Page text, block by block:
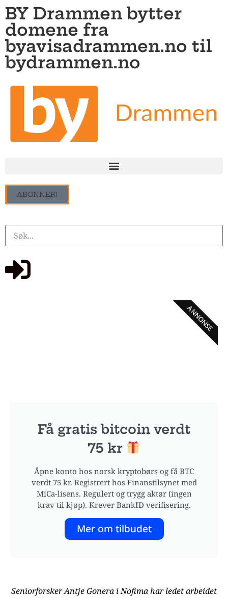
BY Drammen bytter
domene fra
byavisadrammen.no til
bydrammen.no
ABONNER!
Få gratis bitcoin verdt
75 kr
Åpne konto hos norsk kryptobørs og få BTC
verdt 75 kr. Registrert hos Finanstilsynet med
MiCa-lisens. Regulert og trygg aktør (ingen
krav til kjøp). Krever BankID verifisering.
Mer om tilbudet
ANNONSE
Seniorforsker Antje Gonera i Nofima har ledet arbeidet